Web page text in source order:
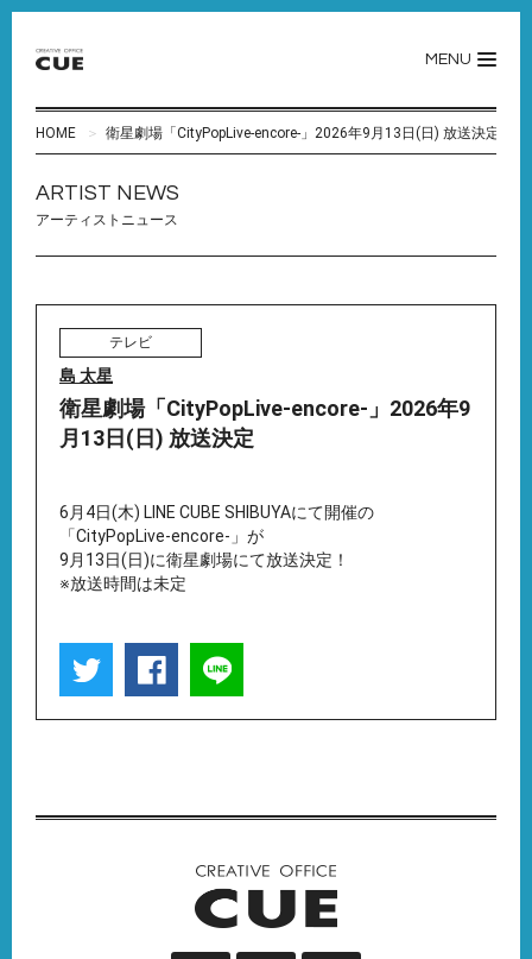
MENU
HOME 衛星劇場「CityPopLive-encore-」2026年9月13日(日) 放送決定
ARTIST NEWS
アーティストニュース
テレビ
島 太星
衛星劇場「CityPopLive-encore-」2026年9
月13日(日) 放送決定
6月4日(木) LINE CUBE SHIBUYAにて開催の
「CityPopLive-encore-」が
9月13日(日)に衛星劇場にて放送決定！
※放送時間は未定